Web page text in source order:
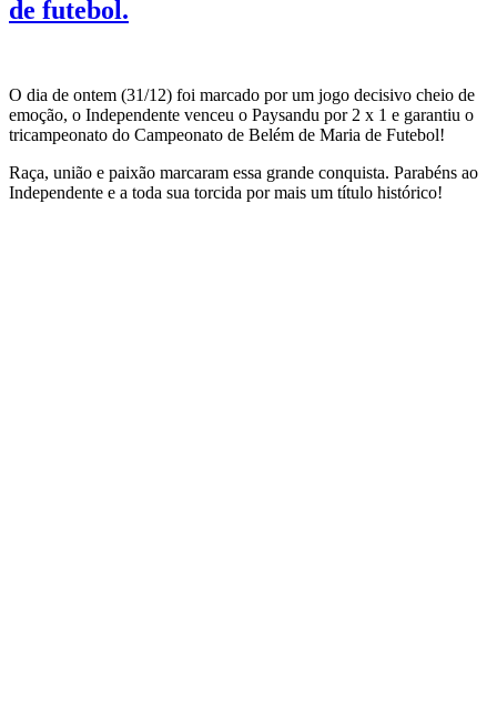
de futebol.
O dia de ontem (31/12) foi marcado por um jogo decisivo cheio de
emoção, o Independente venceu o Paysandu por 2 x 1 e garantiu o
tricampeonato do Campeonato de Belém de Maria de Futebol!
Raça, união e paixão marcaram essa grande conquista. Parabéns ao
Independente e a toda sua torcida por mais um título histórico!